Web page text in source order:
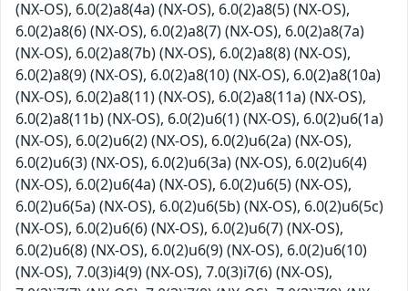
(NX-OS), 6.0(2)a8(4a) (NX-OS), 6.0(2)a8(5) (NX-OS),
6.0(2)a8(6) (NX-OS), 6.0(2)a8(7) (NX-OS), 6.0(2)a8(7a)
(NX-OS), 6.0(2)a8(7b) (NX-OS), 6.0(2)a8(8) (NX-OS),
6.0(2)a8(9) (NX-OS), 6.0(2)a8(10) (NX-OS), 6.0(2)a8(10a)
(NX-OS), 6.0(2)a8(11) (NX-OS), 6.0(2)a8(11a) (NX-OS),
6.0(2)a8(11b) (NX-OS), 6.0(2)u6(1) (NX-OS), 6.0(2)u6(1a)
(NX-OS), 6.0(2)u6(2) (NX-OS), 6.0(2)u6(2a) (NX-OS),
6.0(2)u6(3) (NX-OS), 6.0(2)u6(3a) (NX-OS), 6.0(2)u6(4)
(NX-OS), 6.0(2)u6(4a) (NX-OS), 6.0(2)u6(5) (NX-OS),
6.0(2)u6(5a) (NX-OS), 6.0(2)u6(5b) (NX-OS), 6.0(2)u6(5c)
(NX-OS), 6.0(2)u6(6) (NX-OS), 6.0(2)u6(7) (NX-OS),
6.0(2)u6(8) (NX-OS), 6.0(2)u6(9) (NX-OS), 6.0(2)u6(10)
(NX-OS), 7.0(3)i4(9) (NX-OS), 7.0(3)i7(6) (NX-OS),